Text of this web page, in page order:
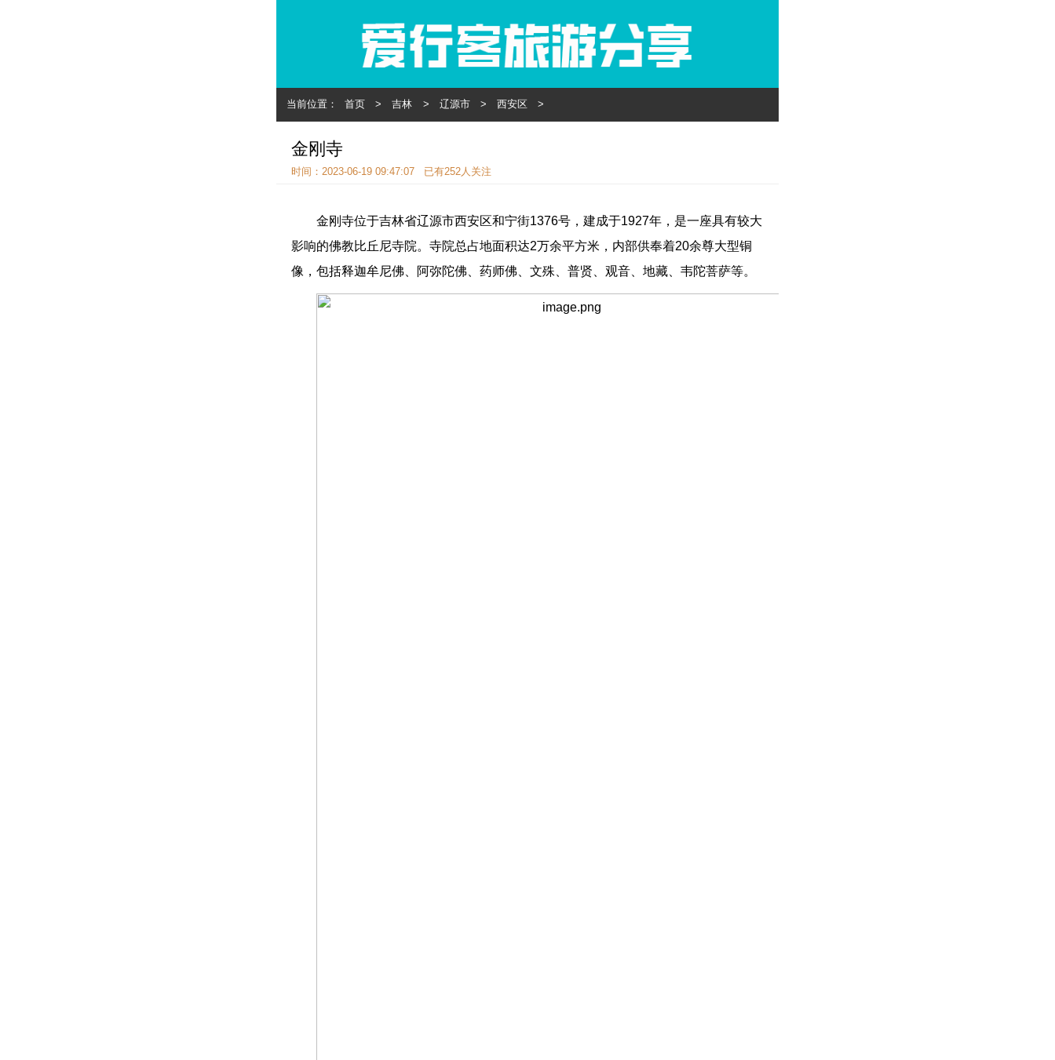
当前位置： 首页 > 吉林 > 辽源市 > 西安区 >
金刚寺
时间：2023-06-19 09:47:07 已有252人关注
金刚寺位于吉林省辽源市西安区和宁街1376号，建成于1927年，是一座具有较大
影响的佛教比丘尼寺院。寺院总占地面积达2万余平方米，内部供奉着20余尊大型铜
像，包括释迦牟尼佛、阿弥陀佛、药师佛、文殊、普贤、观音、地藏、韦陀菩萨等。